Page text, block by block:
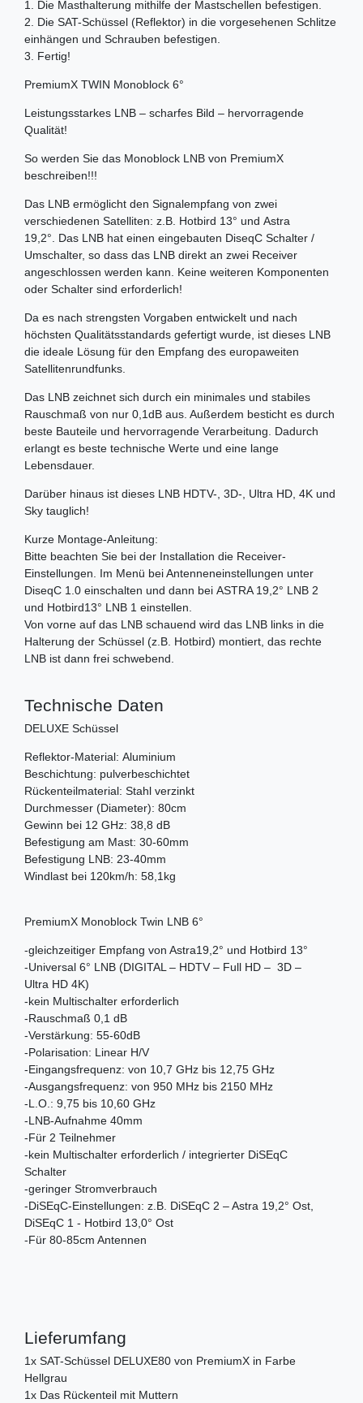
1. Die Masthalterung mithilfe der Mastschellen befestigen.
2. Die SAT-Schüssel (Reflektor) in die vorgesehenen Schlitze
einhängen und Schrauben befestigen.
3. Fertig!
PremiumX TWIN Monoblock 6°
Leistungsstarkes LNB – scharfes Bild – hervorragende
Qualität!
So werden Sie das Monoblock LNB von PremiumX
beschreiben!!!
Das LNB ermöglicht den Signalempfang von zwei
verschiedenen Satelliten: z.B. Hotbird 13° und Astra
19,2°. Das LNB hat einen eingebauten DiseqC Schalter /
Umschalter, so dass das LNB direkt an zwei Receiver
angeschlossen werden kann. Keine weiteren Komponenten
oder Schalter sind erforderlich!
Da es nach strengsten Vorgaben entwickelt und nach
höchsten Qualitätsstandards gefertigt wurde, ist dieses LNB
die ideale Lösung für den Empfang des europaweiten
Satellitenrundfunks.
Das LNB zeichnet sich durch ein minimales und stabiles
Rauschmaß von nur 0,1dB aus. Außerdem besticht es durch
beste Bauteile und hervorragende Verarbeitung. Dadurch
erlangt es beste technische Werte und eine lange
Lebensdauer.
Darüber hinaus ist dieses LNB HDTV-, 3D-, Ultra HD, 4K und
Sky tauglich!
Kurze Montage-Anleitung:
Bitte beachten Sie bei der Installation die Receiver-
Einstellungen. Im Menü bei Antenneneinstellungen unter
DiseqC 1.0 einschalten und dann bei ASTRA 19,2° LNB 2
und Hotbird13° LNB 1 einstellen.
Von vorne auf das LNB schauend wird das LNB links in die
Halterung der Schüssel (z.B. Hotbird) montiert, das rechte
LNB ist dann frei schwebend.
Technische Daten
DELUXE Schüssel
Reflektor-Material: Aluminium
Beschichtung: pulverbeschichtet
Rückenteilmaterial: Stahl verzinkt
Durchmesser (Diameter): 80cm
Gewinn bei 12 GHz: 38,8 dB
Befestigung am Mast: 30-60mm
Befestigung LNB: 23-40mm
Windlast bei 120km/h: 58,1kg
PremiumX Monoblock Twin LNB 6°
-gleichzeitiger Empfang von Astra19,2° und Hotbird 13°
-Universal 6° LNB (DIGITAL – HDTV – Full HD – 3D –
Ultra HD 4K)
-kein Multischalter erforderlich
-Rauschmaß 0,1 dB
-Verstärkung: 55-60dB
-Polarisation: Linear H/V
-Eingangsfrequenz: von 10,7 GHz bis 12,75 GHz
-Ausgangsfrequenz: von 950 MHz bis 2150 MHz
-L.O.: 9,75 bis 10,60 GHz
-LNB-Aufnahme 40mm
-Für 2 Teilnehmer
-kein Multischalter erforderlich / integrierter DiSEqC
Schalter
-geringer Stromverbrauch
-DiSEqC-Einstellungen: z.B. DiSEqC 2 – Astra 19,2° Ost,
DiSEqC 1 - Hotbird 13,0° Ost
-Für 80-85cm Antennen
Lieferumfang
1x SAT-Schüssel DELUXE80 von PremiumX in Farbe
Hellgrau
1x Das Rückenteil mit Muttern